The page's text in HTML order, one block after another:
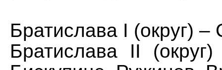
Братиславa I (округ)
Братиславa II